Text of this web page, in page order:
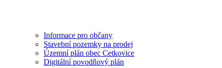
Informace pro občany
Stavební pozemky na prodej
Územní plán obec Cetkovice
Digitální povodňový plán